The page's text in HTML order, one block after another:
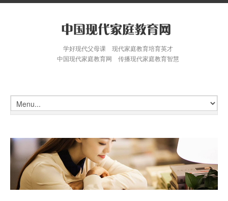
学好现代父母课 现代家庭教育培育英才
中国现代家庭教育网 传播现代家庭教育智慧